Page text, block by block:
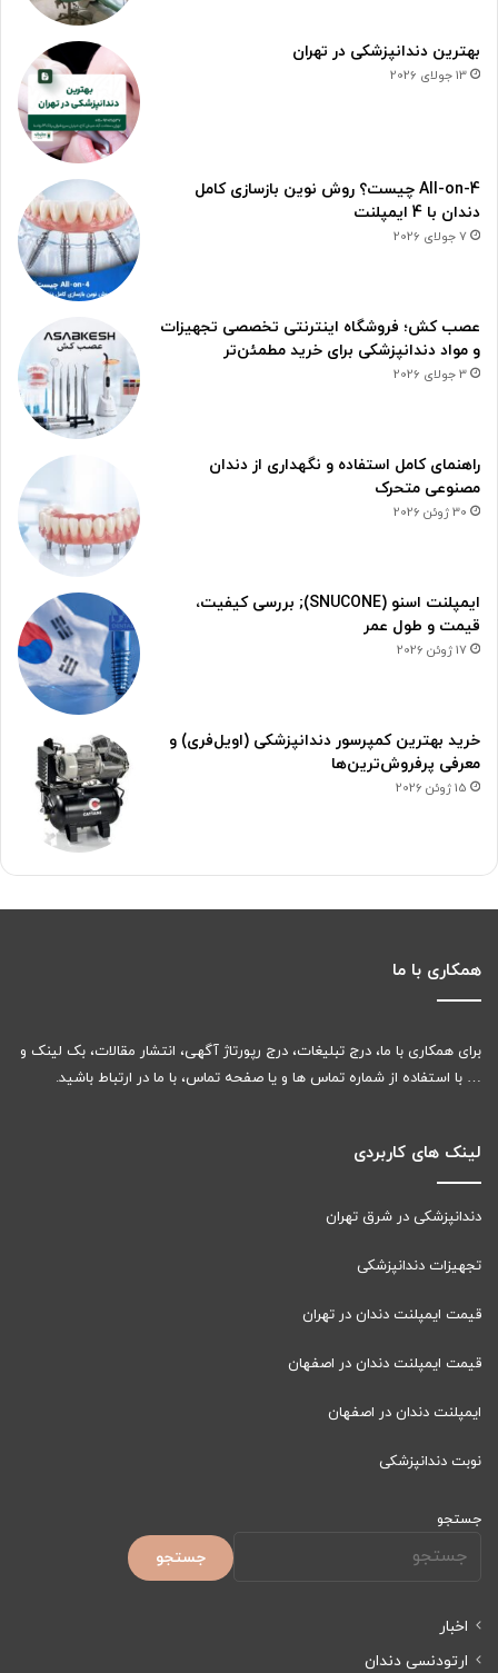
بهترین دندانپزشکی در تهران
13 جولای 2026
All-on-4 چیست؟ روش نوین بازسازی کامل
دندان با 4 ایمپلنت
7 جولای 2026
عصب کش؛ فروشگاه اینترنتی تخصصی تجهیزات
و مواد دندانپزشکی برای خرید مطمئن‌تر
3 جولای 2026
راهنمای کامل استفاده و نگهداری از دندان
مصنوعی متحرک
30 ژوئن 2026
ایمپلنت اسنو (SNUCONE); بررسی کیفیت،
قیمت و طول عمر
17 ژوئن 2026
خرید بهترین کمپرسور دندانپزشکی (اویل‌فری) و
معرفی پرفروش‌ترین‌ها
15 ژوئن 2026
همکاری با ما
برای همکاری با ما، درج تبلیغات، درج رپورتاژ آگهی، انتشار مقالات، بک لینک و
… با استفاده از شماره تماس ها و یا صفحه تماس، با ما در ارتباط باشید.
لینک های کاربردی
دندانپزشکی در شرق تهران
تجهیزات دندانپزشکی
قیمت ایمپلنت دندان در تهران
قیمت ایمپلنت دندان در اصفهان
ایمپلنت دندان در اصفهان
نوبت دندانپزشکی
جستجو
جستجو
اخبار
ارتودنسی دندان